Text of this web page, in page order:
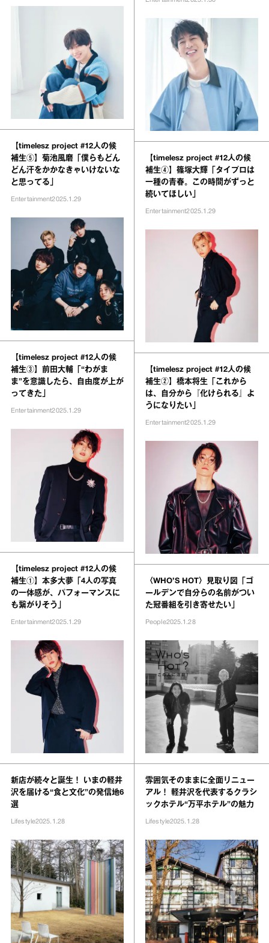
【timelesz project #12人の候
補生⑤】菊池風磨「僕らもどん
どん汗をかかなきゃいけないな
と思ってる」
Entertainment2025.1.29
【timelesz project #12人の候
補生③】前田大輔「“わがま
ま”を意識したら、自由度が上が
ってきた」
Entertainment2025.1.29
【timelesz project #12人の候
補生①】本多大夢「4人の写真
の一体感が、パフォーマンスに
も繋がりそう」
Entertainment2025.1.29
新店が続々と誕生！ いまの軽井
沢を届ける“食と文化”の発信地6
選
Lifestyle2025.1.28
【timelesz project #12人の候
補生④】篠塚大輝「タイプロは
一種の青春。この時間がずっと
続いてほしい」
Entertainment2025.1.29
【timelesz project #12人の候
補生②】橋本将生「これから
は、自分から『化けられる』よ
うになりたい」
Entertainment2025.1.29
〈WHO’S HOT〉見取り図「ゴ
ールデンで自分らの名前がつい
た冠番組を引き寄せたい」
People2025.1.28
雰囲気そのままに全面リニュー
アル！ 軽井沢を代表するクラシ
ックホテル“万平ホテル”の魅力
Lifestyle2025.1.28